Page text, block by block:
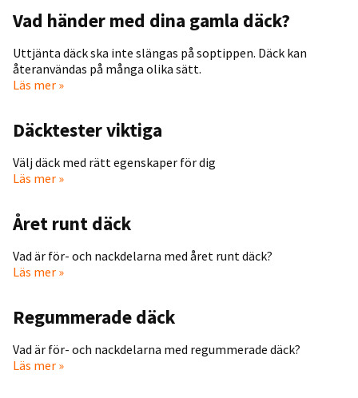
Vad händer med dina gamla däck?
Uttjänta däck ska inte slängas på soptippen. Däck kan
återanvändas på många olika sätt.
Läs mer »
Däcktester viktiga
Välj däck med rätt egenskaper för dig
Läs mer »
Året runt däck
Vad är för- och nackdelarna med året runt däck?
Läs mer »
Regummerade däck
Vad är för- och nackdelarna med regummerade däck?
Läs mer »